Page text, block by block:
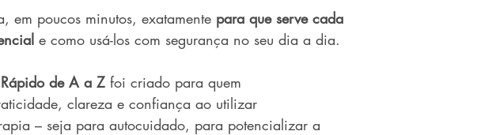
em poucos minutos, exatamente para que serve cada
e como usá-los com segurança no seu dia a dia.
de A a Z foi criado para quem
clareza e confiança ao utilizar
– seja para autocuidado, para potencializar a